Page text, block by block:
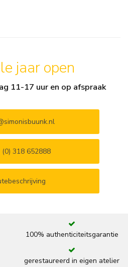
jaar open
11-17 uur en op afspraak
(0) 318 652888
100% authenticiteitsgarantie
gerestaureerd in eigen atelier